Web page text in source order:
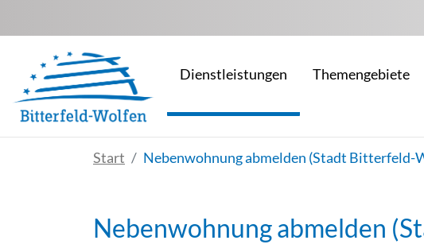
Dienstleistungen Themengebiete
Start Nebenwohnung abmelden (Stadt Bitterfeld-
Nebenwohnung abmelden